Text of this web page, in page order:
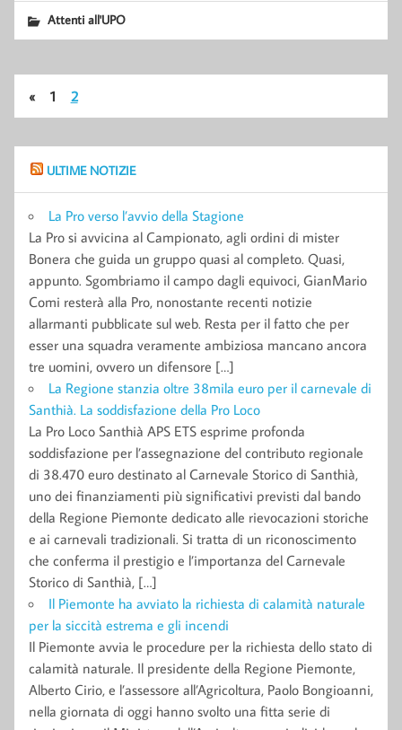
Attenti all'UPO
« 1 2
ULTIME NOTIZIE
La Pro verso l’avvio della Stagione
La Pro si avvicina al Campionato, agli ordini di mister
Bonera che guida un gruppo quasi al completo. Quasi,
appunto. Sgombriamo il campo dagli equivoci, GianMario
Comi resterà alla Pro, nonostante recenti notizie
allarmanti pubblicate sul web. Resta per il fatto che per
esser una squadra veramente ambiziosa mancano ancora
tre uomini, ovvero un difensore […]
La Regione stanzia oltre 38mila euro per il carnevale di
Santhià. La soddisfazione della Pro Loco
La Pro Loco Santhià APS ETS esprime profonda
soddisfazione per l’assegnazione del contributo regionale
di 38.470 euro destinato al Carnevale Storico di Santhià,
uno dei finanziamenti più significativi previsti dal bando
della Regione Piemonte dedicato alle rievocazioni storiche
e ai carnevali tradizionali. Si tratta di un riconoscimento
che conferma il prestigio e l’importanza del Carnevale
Storico di Santhià, […]
Il Piemonte ha avviato la richiesta di calamità naturale
per la siccità estrema e gli incendi
Il Piemonte avvia le procedure per la richiesta dello stato di
calamità naturale. Il presidente della Regione Piemonte,
Alberto Cirio, e l’assessore all’Agricoltura, Paolo Bongioanni,
nella giornata di oggi hanno svolto una fitta serie di